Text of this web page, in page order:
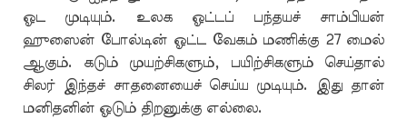
ஓட முடியும். உலக ஓட்டப் பந்தயச் சாம்பியன்
ஹுஸைன் போல்டின் ஓட்ட வேகம் மணிக்கு 27 மைல்
ஆகும். கடும் முயற்சிகளும், பயிற்சிகளும் செய்தால்
சிலர் இந்தச் சாதனையைச் செய்ய முடியும். இது தான்
மனிதனின் ஓடும் திறனுக்கு எல்லை.